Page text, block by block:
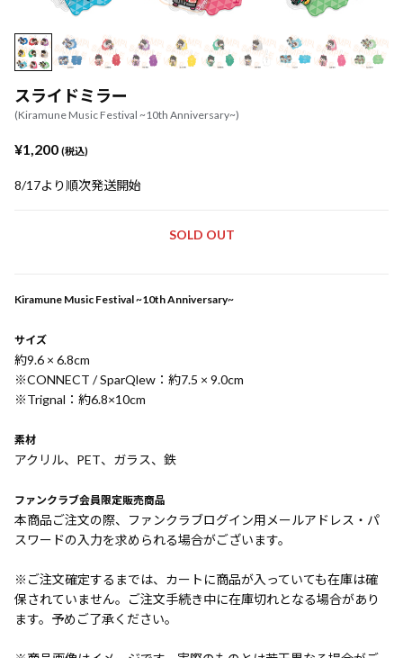
スライドミラー
(Kiramune Music Festival ~10th Anniversary~)
¥1,200 (税込)
8/17より順次発送開始
SOLD OUT
Kiramune Music Festival ~10th Anniversary~
サイズ
約9.6 × 6.8cm
※CONNECT / SparQlew：約7.5 × 9.0cm
※Trignal：約6.8×10cm
素材
アクリル、PET、ガラス、鉄
ファンクラブ会員限定販売商品
本商品ご注文の際、ファンクラブログイン用メールアドレス・パ
スワードの入力を求められる場合がございます。
※ご注文確定するまでは、カートに商品が入っていても在庫は確
保されていません。ご注文手続き中に在庫切れとなる場合があり
ます。予めご了承ください。